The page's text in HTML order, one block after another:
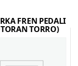
FREN PEDALI
TORRO)